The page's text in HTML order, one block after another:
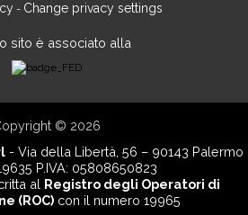
- Change privacy settings
sito è associato alla
© 2026
- Via della Libertà, 56 – 90143 Palermo
P.IVA: 05808650823
al Registro degli Operatori di
(ROC)con il numero 19965